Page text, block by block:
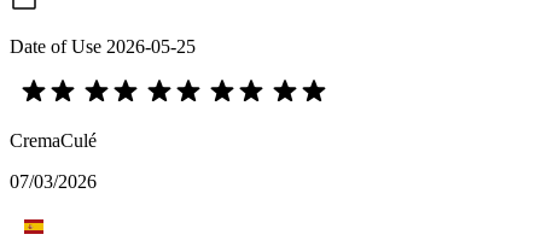
Date of Use 2026-05-25
CremaCulé
07/03/2026